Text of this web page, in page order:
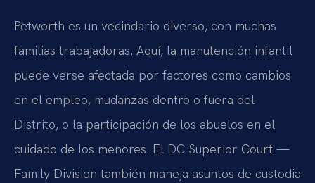
Petworth es un vecindario diverso, con muchas
familias trabajadoras. Aquí, la manutención infantil
puede verse afectada por factores como cambios
en el empleo, mudanzas dentro o fuera del
Distrito, o la participación de los abuelos en el
cuidado de los menores. El DC Superior Court —
Family Division también maneja asuntos de custodia